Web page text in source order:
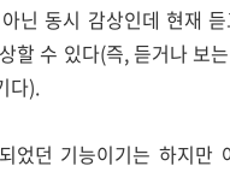
닌 동시 감상인데 현재
할 수 있다(즉, 듣거나 보
다).
었던 기능이기는 하지만